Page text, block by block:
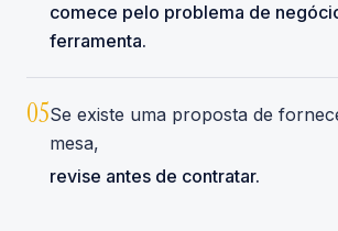
comece pelo problema de
ferramenta.
05Se existe uma proposta de
mesa,
revise antes de contratar.